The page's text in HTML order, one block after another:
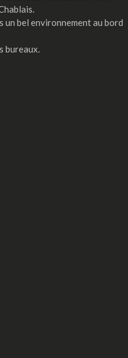
un bel environnement au bord
bureaux.